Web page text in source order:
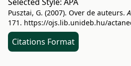
Pusztai, G. (2007). Over de auteurs.
171. https://ojs.lib.unideb.hu/
Citations Format